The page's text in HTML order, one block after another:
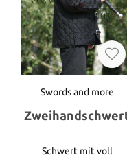
Swords and more
Schwert mit voll